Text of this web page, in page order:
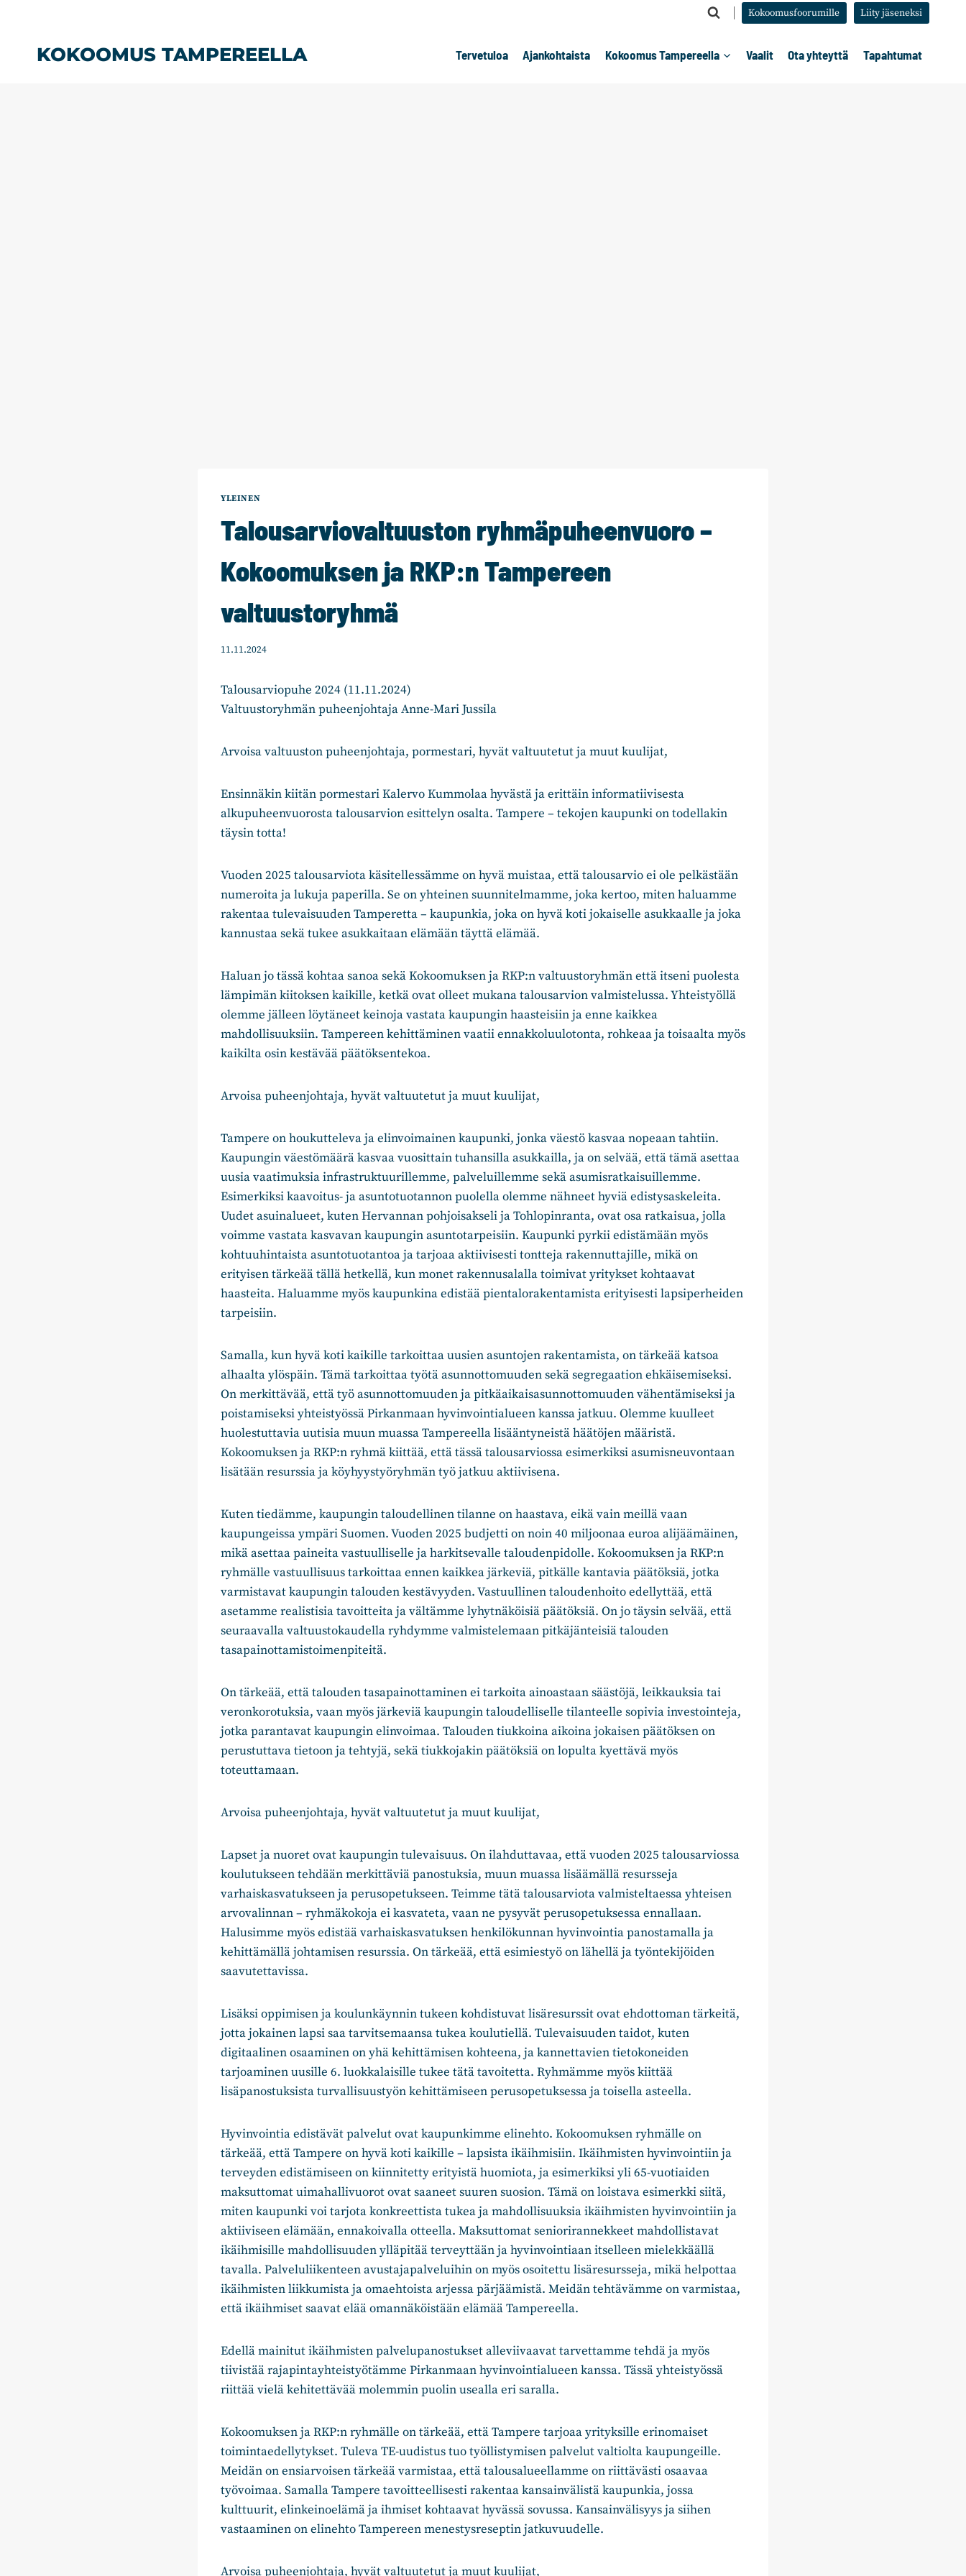
Kokoomusfoorumille Liity jäseneksi
KOKOOMUS TAMPEREELLA Tervetuloa Ajankohtaista Kokoomus Tampereella Vaalit Ota yhteyttä Tapahtumat
YLEINEN
Talousarviovaltuuston ryhmäpuheenvuoro –
Kokoomuksen ja RKP:n Tampereen
valtuustoryhmä
11.11.2024
Talousarviopuhe 2024 (11.11.2024)
Valtuustoryhmän puheenjohtaja Anne-Mari Jussila
Arvoisa valtuuston puheenjohtaja, pormestari, hyvät valtuutetut ja muut kuulijat,
Ensinnäkin kiitän pormestari Kalervo Kummolaa hyvästä ja erittäin informatiivisesta
alkupuheenvuorosta talousarvion esittelyn osalta. Tampere – tekojen kaupunki on todellakin
täysin totta!
Vuoden 2025 talousarviota käsitellessämme on hyvä muistaa, että talousarvio ei ole pelkästään
numeroita ja lukuja paperilla. Se on yhteinen suunnitelmamme, joka kertoo, miten haluamme
rakentaa tulevaisuuden Tamperetta – kaupunkia, joka on hyvä koti jokaiselle asukkaalle ja joka
kannustaa sekä tukee asukkaitaan elämään täyttä elämää.
Haluan jo tässä kohtaa sanoa sekä Kokoomuksen ja RKP:n valtuustoryhmän että itseni puolesta
lämpimän kiitoksen kaikille, ketkä ovat olleet mukana talousarvion valmistelussa. Yhteistyöllä
olemme jälleen löytäneet keinoja vastata kaupungin haasteisiin ja enne kaikkea
mahdollisuuksiin. Tampereen kehittäminen vaatii ennakkoluulotonta, rohkeaa ja toisaalta myös
kaikilta osin kestävää päätöksentekoa.
Arvoisa puheenjohtaja, hyvät valtuutetut ja muut kuulijat,
Tampere on houkutteleva ja elinvoimainen kaupunki, jonka väestö kasvaa nopeaan tahtiin.
Kaupungin väestömäärä kasvaa vuosittain tuhansilla asukkailla, ja on selvää, että tämä asettaa
uusia vaatimuksia infrastruktuurillemme, palveluillemme sekä asumisratkaisuillemme.
Esimerkiksi kaavoitus- ja asuntotuotannon puolella olemme nähneet hyviä edistysaskeleita.
Uudet asuinalueet, kuten Hervannan pohjoisakseli ja Tohlopinranta, ovat osa ratkaisua, jolla
voimme vastata kasvavan kaupungin asuntotarpeisiin. Kaupunki pyrkii edistämään myös
kohtuuhintaista asuntotuotantoa ja tarjoaa aktiivisesti tontteja rakennuttajille, mikä on
erityisen tärkeää tällä hetkellä, kun monet rakennusalalla toimivat yritykset kohtaavat
haasteita. Haluamme myös kaupunkina edistää pientalorakentamista erityisesti lapsiperheiden
tarpeisiin.
Samalla, kun hyvä koti kaikille tarkoittaa uusien asuntojen rakentamista, on tärkeää katsoa
alhaalta ylöspäin. Tämä tarkoittaa työtä asunnottomuuden sekä segregaation ehkäisemiseksi.
On merkittävää, että työ asunnottomuuden ja pitkäaikaisasunnottomuuden vähentämiseksi ja
poistamiseksi yhteistyössä Pirkanmaan hyvinvointialueen kanssa jatkuu. Olemme kuulleet
huolestuttavia uutisia muun muassa Tampereella lisääntyneistä häätöjen määristä.
Kokoomuksen ja RKP:n ryhmä kiittää, että tässä talousarviossa esimerkiksi asumisneuvontaan
lisätään resurssia ja köyhyystyöryhmän työ jatkuu aktiivisena.
Kuten tiedämme, kaupungin taloudellinen tilanne on haastava, eikä vain meillä vaan
kaupungeissa ympäri Suomen. Vuoden 2025 budjetti on noin 40 miljoonaa euroa alijäämäinen,
mikä asettaa paineita vastuulliselle ja harkitsevalle taloudenpidolle. Kokoomuksen ja RKP:n
ryhmälle vastuullisuus tarkoittaa ennen kaikkea järkeviä, pitkälle kantavia päätöksiä, jotka
varmistavat kaupungin talouden kestävyyden. Vastuullinen taloudenhoito edellyttää, että
asetamme realistisia tavoitteita ja vältämme lyhytnäköisiä päätöksiä. On jo täysin selvää, että
seuraavalla valtuustokaudella ryhdymme valmistelemaan pitkäjänteisiä talouden
tasapainottamistoimenpiteitä.
On tärkeää, että talouden tasapainottaminen ei tarkoita ainoastaan säästöjä, leikkauksia tai
veronkorotuksia, vaan myös järkeviä kaupungin taloudelliselle tilanteelle sopivia investointeja,
jotka parantavat kaupungin elinvoimaa. Talouden tiukkoina aikoina jokaisen päätöksen on
perustuttava tietoon ja tehtyjä, sekä tiukkojakin päätöksiä on lopulta kyettävä myös
toteuttamaan.
Arvoisa puheenjohtaja, hyvät valtuutetut ja muut kuulijat,
Lapset ja nuoret ovat kaupungin tulevaisuus. On ilahduttavaa, että vuoden 2025 talousarviossa
koulutukseen tehdään merkittäviä panostuksia, muun muassa lisäämällä resursseja
varhaiskasvatukseen ja perusopetukseen. Teimme tätä talousarviota valmisteltaessa yhteisen
arvovalinnan – ryhmäkokoja ei kasvateta, vaan ne pysyvät perusopetuksessa ennallaan.
Halusimme myös edistää varhaiskasvatuksen henkilökunnan hyvinvointia panostamalla ja
kehittämällä johtamisen resurssia. On tärkeää, että esimiestyö on lähellä ja työntekijöiden
saavutettavissa.
Lisäksi oppimisen ja koulunkäynnin tukeen kohdistuvat lisäresurssit ovat ehdottoman tärkeitä,
jotta jokainen lapsi saa tarvitsemaansa tukea koulutiellä. Tulevaisuuden taidot, kuten
digitaalinen osaaminen on yhä kehittämisen kohteena, ja kannettavien tietokoneiden
tarjoaminen uusille 6. luokkalaisille tukee tätä tavoitetta. Ryhmämme myös kiittää
lisäpanostuksista turvallisuustyön kehittämiseen perusopetuksessa ja toisella asteella.
Hyvinvointia edistävät palvelut ovat kaupunkimme elinehto. Kokoomuksen ryhmälle on
tärkeää, että Tampere on hyvä koti kaikille – lapsista ikäihmisiin. Ikäihmisten hyvinvointiin ja
terveyden edistämiseen on kiinnitetty erityistä huomiota, ja esimerkiksi yli 65-vuotiaiden
maksuttomat uimahallivuorot ovat saaneet suuren suosion. Tämä on loistava esimerkki siitä,
miten kaupunki voi tarjota konkreettista tukea ja mahdollisuuksia ikäihmisten hyvinvointiin ja
aktiiviseen elämään, ennakoivalla otteella. Maksuttomat seniorirannekkeet mahdollistavat
ikäihmisille mahdollisuuden ylläpitää terveyttään ja hyvinvointiaan itselleen mielekkäällä
tavalla. Palveluliikenteen avustajapalveluihin on myös osoitettu lisäresursseja, mikä helpottaa
ikäihmisten liikkumista ja omaehtoista arjessa pärjäämistä. Meidän tehtävämme on varmistaa,
että ikäihmiset saavat elää omannäköistään elämää Tampereella.
Edellä mainitut ikäihmisten palvelupanostukset alleviivaavat tarvettamme tehdä ja myös
tiivistää rajapintayhteistyötämme Pirkanmaan hyvinvointialueen kanssa. Tässä yhteistyössä
riittää vielä kehitettävää molemmin puolin usealla eri saralla.
Kokoomuksen ja RKP:n ryhmälle on tärkeää, että Tampere tarjoaa yrityksille erinomaiset
toimintaedellytykset. Tuleva TE-uudistus tuo työllistymisen palvelut valtiolta kaupungeille.
Meidän on ensiarvoisen tärkeää varmistaa, että talousalueellamme on riittävästi osaavaa
työvoimaa. Samalla Tampere tavoitteellisesti rakentaa kansainvälistä kaupunkia, jossa
kulttuurit, elinkeinoelämä ja ihmiset kohtaavat hyvässä sovussa. Kansainvälisyys ja siihen
vastaaminen on elinehto Tampereen menestysreseptin jatkuvuudelle.
Arvoisa puheenjohtaja, hyvät valtuutetut ja muut kuulijat,